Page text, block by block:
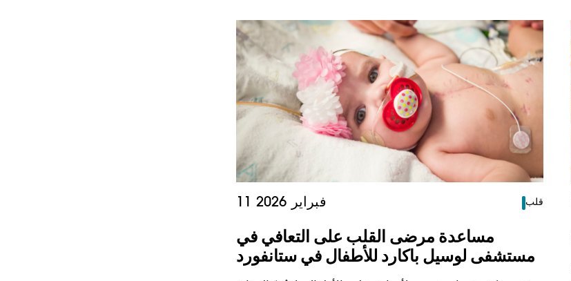
11 فبراير 2026 قلب
مساعدة مرضى القلب على التعافي في
مستشفى لوسيل باكارد للأطفال في ستانفورد